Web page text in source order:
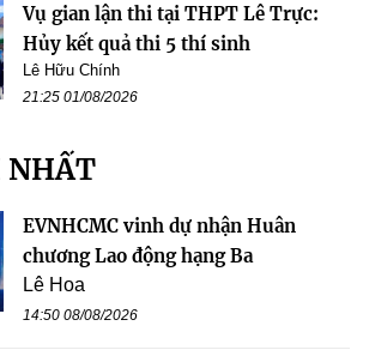
Vụ gian lận thi tại THPT Lê Trực:
Hủy kết quả thi 5 thí sinh
Lê Hữu Chính
21:25 01/08/2026
EVNHCMC vinh dự nhận Huân
chương Lao động hạng Ba
Lê Hoa
14:50 08/08/2026